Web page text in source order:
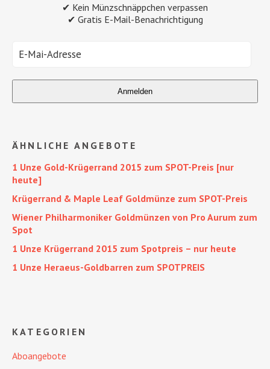
✔ Kein Münzschnäppchen verpassen
✔ Gratis E-Mail-Benachrichtigung
ÄHNLICHE ANGEBOTE
1 Unze Gold-Krügerrand 2015 zum SPOT-Preis [nur
heute]
Krügerrand & Maple Leaf Goldmünze zum SPOT-Preis
Wiener Philharmoniker Goldmünzen von Pro Aurum zum
Spot
1 Unze Krügerrand 2015 zum Spotpreis – nur heute
1 Unze Heraeus-Goldbarren zum SPOTPREIS
KATEGORIEN
Aboangebote